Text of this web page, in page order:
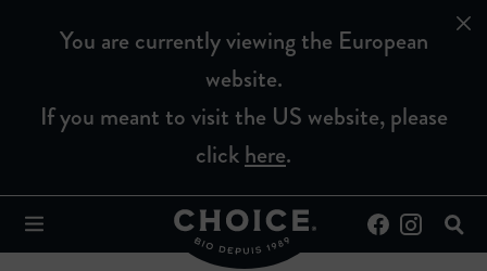
You are currently viewing the European
website.
If you meant to visit the US website, please
clickhere.